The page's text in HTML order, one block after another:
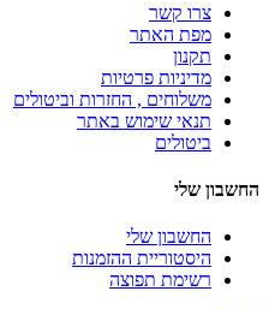
צרו קשר
מפת האתר
תקנון
מדיניות פרטיות
משלוחים , החזרות וביטולים
תנאי שימוש באתר
ביטולים
החשבון שלי
החשבון שלי
היסטוריית ההזמנות
רשימת תפוצה